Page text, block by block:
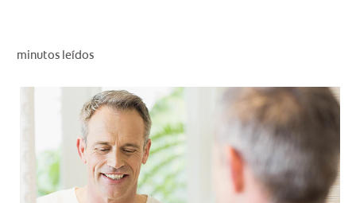
PARA PROFESIONALES
AR (ES)
SUSCRIBITE
minutos leídos